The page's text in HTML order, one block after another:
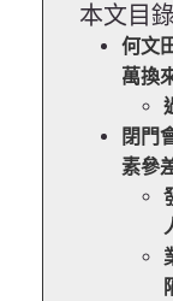
本文目
何文
萬換
閉門
素參